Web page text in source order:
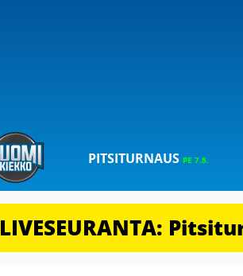
PITSITURNAUS PE 7.8.
LIVESEURANTA: